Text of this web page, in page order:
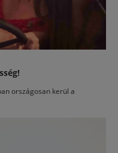
országosan kerül a